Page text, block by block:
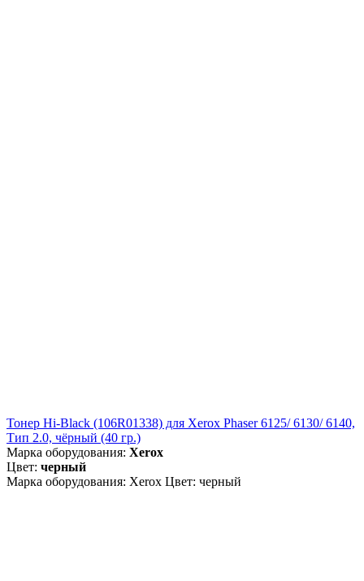
Тонер Hi-Black (106R01338) для Xerox Phaser 6125/ 6130/ 6140,
Тип 2.0, чёрный (40 гр.)
Марка оборудования: Xerox
Цвет: черный
Марка оборудования: Xerox Цвет: черный